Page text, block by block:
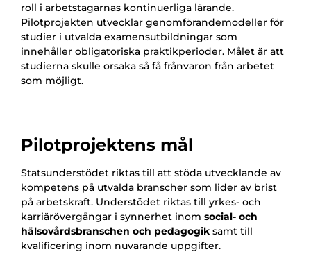
roll i arbetstagarnas kontinuerliga lärande.
Pilotprojekten utvecklar genomförandemodeller för
studier i utvalda examensutbildningar som
innehåller obligatoriska praktikperioder. Målet är att
studierna skulle orsaka så få frånvaron från arbetet
som möjligt.
Pilotprojektens mål
Statsunderstödet riktas till att stöda utvecklande av
kompetens på utvalda branscher som lider av brist
på arbetskraft. Understödet riktas till yrkes- och
karriärövergångar i synnerhet inom social- och
hälsovårdsbranschen och pedagogik samt till
kvalificering inom nuvarande uppgifter.